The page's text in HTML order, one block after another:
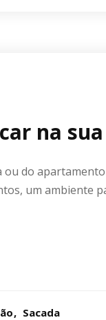
na
ou do
um ambiente
Sacada